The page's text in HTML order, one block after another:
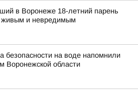
в Воронеже 18-летний парень
живым и невредимым
безопасности на воде напомнили
Воронежской области